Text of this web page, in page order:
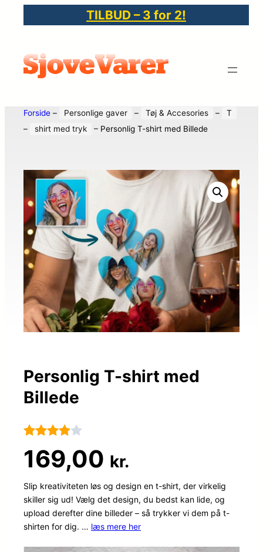
TILBUD – 3 for 2!
Forside – Personlige gaver – Tøj & Accesories –
T
–
shirt med tryk – Personlig T-shirt med Billede
Personlig T-shirt med
Billede
som
3.9 ud af
5
baseret
169,00 kr.
Slip kreativiteten løs og design en t-shirt, der virkelig
skiller sig ud! Vælg det design, du bedst kan lide, og
upload derefter dine billeder – så trykker vi dem på t-
shirten for dig. … læs mere her